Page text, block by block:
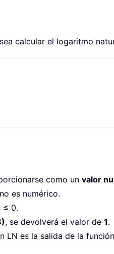
calcular el logaritmo
como un valor
es numérico.
≤ 0.
, se devolverá el valor de 1.
LN es la salida de la